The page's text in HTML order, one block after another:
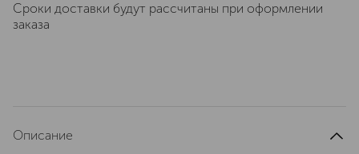
Сроки доставки будут рассчитаны при оформлении
заказа
Описание